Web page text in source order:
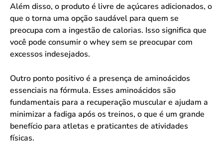
Além disso, o produto é livre de açúcares adicionados, o
que o torna uma opção saudável para quem se
preocupa com a ingestão de calorias. Isso significa que
você pode consumir o whey sem se preocupar com
excessos indesejados.
Outro ponto positivo é a presença de aminoácidos
essenciais na fórmula. Esses aminoácidos são
fundamentais para a recuperação muscular e ajudam a
minimizar a fadiga após os treinos, o que é um grande
benefício para atletas e praticantes de atividades
físicas.